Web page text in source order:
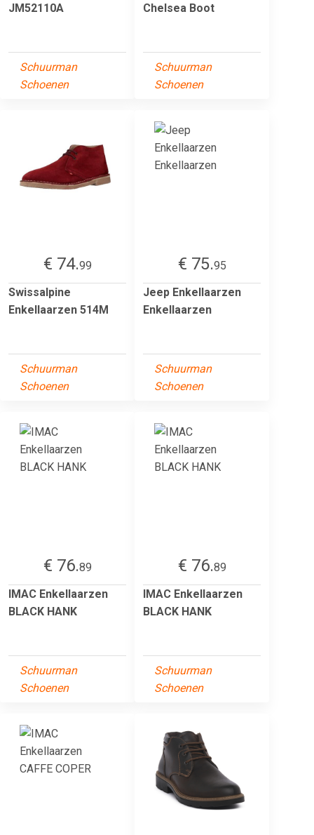
JM52110A
Schuurman
Schoenen
Chelsea Boot
Schuurman
Schoenen
€ 74.99
Swissalpine
Enkellaarzen 514M
Schuurman
Schoenen
€ 75.95
Jeep Enkellaarzen
Enkellaarzen
Schuurman
Schoenen
€ 76.89
IMAC Enkellaarzen
BLACK HANK
Schuurman
Schoenen
€ 76.89
IMAC Enkellaarzen
BLACK HANK
Schuurman
Schoenen